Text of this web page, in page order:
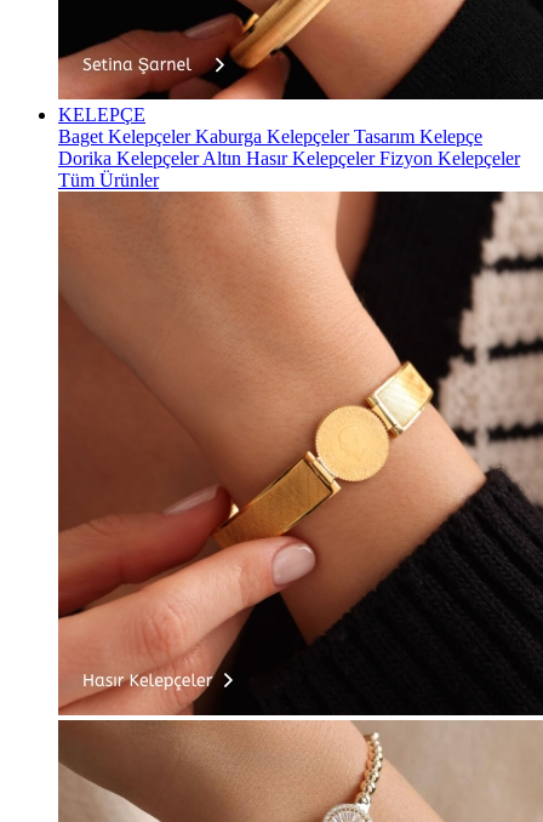
KELEPÇE
Baget KelepçelerKaburga KelepçelerTasarım Kelepçe
Dorika KelepçelerAltın Hasır KelepçelerFizyon Kelepçeler
Tüm Ürünler